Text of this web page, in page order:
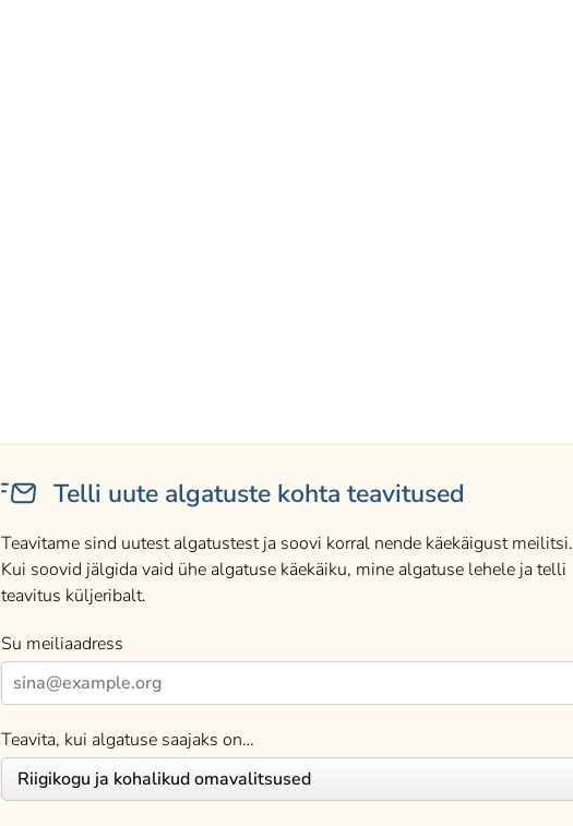
Telli uute algatuste kohta teavitused
Teavitame sind uutest algatustest ja soovi korral nende käekäigust meilitsi.
Kui soovid jälgida vaid ühe algatuse käekäiku, mine algatuse lehele ja telli
teavitus küljeribalt.
Su meiliaadress
Teavita, kui algatuse saajaks on…